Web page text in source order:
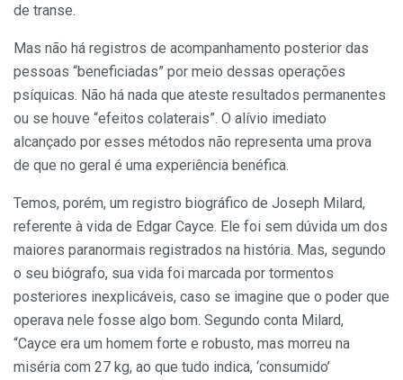
de transe.
Mas não há registros de acompanhamento posterior das
pessoas “beneficiadas” por meio dessas operações
psíquicas. Não há nada que ateste resultados permanentes
ou se houve “efeitos colaterais”. O alívio imediato
alcançado por esses métodos não representa uma prova
de que no geral é uma experiência benéfica.
Temos, porém, um registro biográfico de Joseph Milard,
referente à vida de Edgar Cayce. Ele foi sem dúvida um dos
maiores paranormais registrados na história. Mas, segundo
o seu biógrafo, sua vida foi marcada por tormentos
posteriores inexplicáveis, caso se imagine que o poder que
operava nele fosse algo bom. Segundo conta Milard,
“Cayce era um homem forte e robusto, mas morreu na
miséria com 27 kg, ao que tudo indica, ‘consumido’